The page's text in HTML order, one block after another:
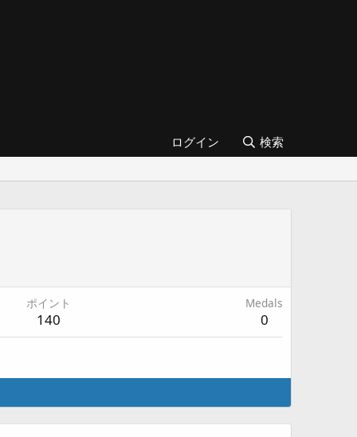
ログイン 検索
ポイント
140
Medals
0